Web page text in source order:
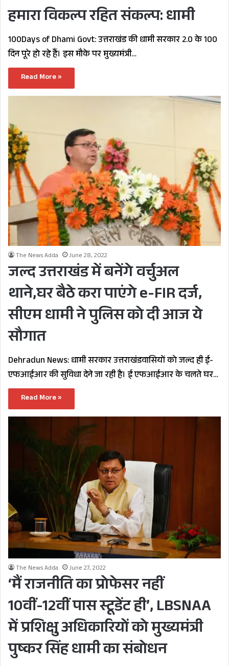
हमारा विकल्प रहित संकल्प: धामी
100Days of Dhami Govt: उत्तराखंड की धामी सरकार 2.0 के 100
दिन पूरे हो रहे हैं। इस मौके पर मुख्यमंत्री…
Read More »
The News Adda June 28, 2022
जल्द उत्तराखंड में बनेंगे वर्चुअल
थाने,घर बैठे करा पाएंगे e-FIR दर्ज,
सीएम धामी ने पुलिस को दी आज ये
सौगात
Dehradun News: धामी सरकार उत्तराखंडवासियों को जल्द ही ई-
एफआईआर की सुविधा देने जा रही है। ई एफआईआर के चलते घर…
Read More »
The News Adda June 27, 2022
‘मैं राजनीति का प्रोफेसर नहीं
10वीं-12वीं पास स्टूडेंट ही’, LBSNAA
में प्रशिक्षु अधिकारियों को मुख्यमंत्री
पुष्कर सिंह धामी का संबोधन